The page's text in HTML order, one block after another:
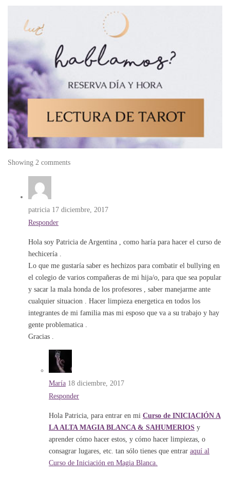
Showing 2 comments
patricia 17 diciembre, 2017
Responder
Hola soy Patricia de Argentina , como haría para hacer el curso de
hechicería .
Lo que me gustaría saber es hechizos para combatir el bullying en
el colegio de varios compañeras de mi hija/o, para que sea popular
y sacar la mala honda de los profesores , saber manejarme ante
cualquier situacion . Hacer limpieza energetica en todos los
integrantes de mi familia mas mi esposo que va a su trabajo y hay
gente problematica .
Gracias .
María 18 diciembre, 2017
Responder
Hola Patricia, para entrar en mi Curso de INICIACIÓN A
LA ALTA MAGIA BLANCA & SAHUMERIOS y
aprender cómo hacer estos, y cómo hacer limpiezas, o
consagrar lugares, etc. tan sólo tienes que entrar aquí al
Curso de Iniciación en Magia Blanca.